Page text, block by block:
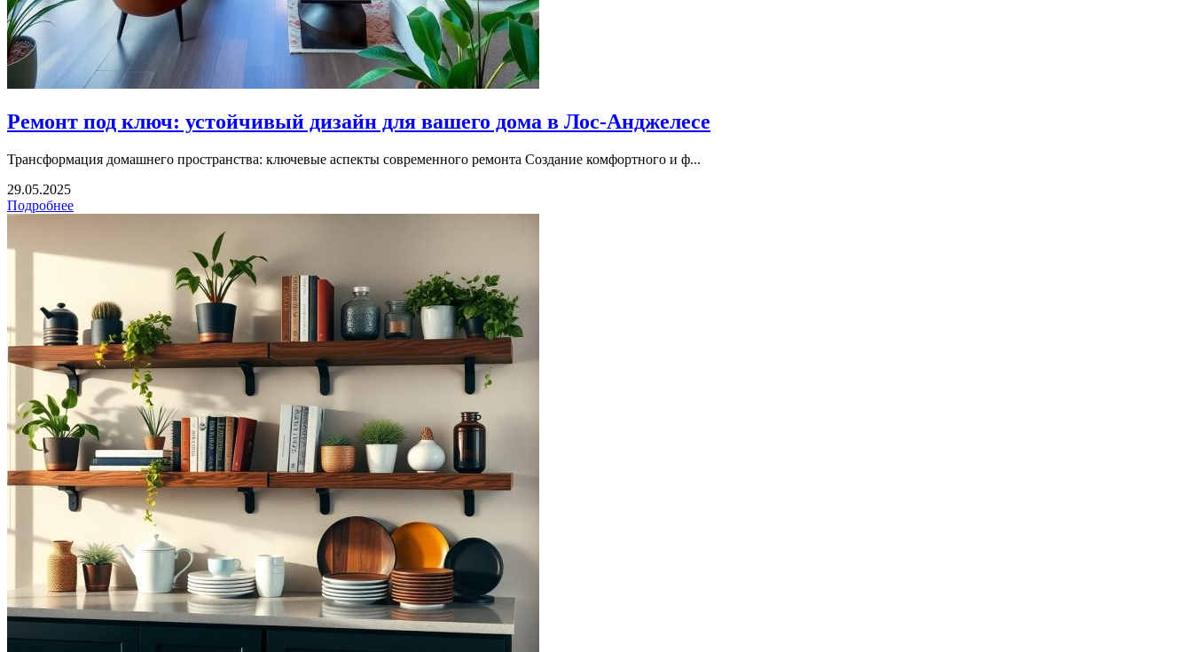
Ремонт под ключ: устойчивый дизайн для вашего дома в Лос-Анджелесе
Трансформация домашнего пространства: ключевые аспекты современного ремонта Создание комфортного и ф...
29.05.2025
Подробнее